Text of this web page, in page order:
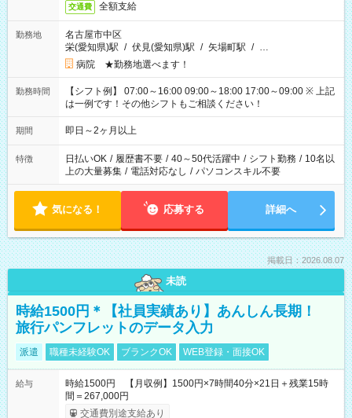
交通費 全額支給
勤務地
名古屋市中区
栄(愛知県)駅 / 伏見(愛知県)駅 / 矢場町駅 / …
病院 ★勤務地選べます！
勤務時間
【シフト例】 07:00～16:00 09:00～18:00 17:00～09:00 ※ 上記
は一例です！その他シフトもご相談ください！
期間 即日～2ヶ月以上
特徴 日払いOK / 履歴書不要 / 40～50代活躍中 / シフト勤務 / 10名以
上の大量募集 / 電話対応なし / パソコンスキル不要
気になる！ 応募する 詳細へ
掲載日：2026.08.07
未読
時給1500円＊【社員実績あり】あんしん長期！
旅行パンフレットのデータ入力
派遣 職種未経験OK ブランクOK WEB登録・面接OK
給与
時給1500円 【月収例】1500円×7時間40分×21日＋残業15時
間＝267,000円
交通費別途支給あり